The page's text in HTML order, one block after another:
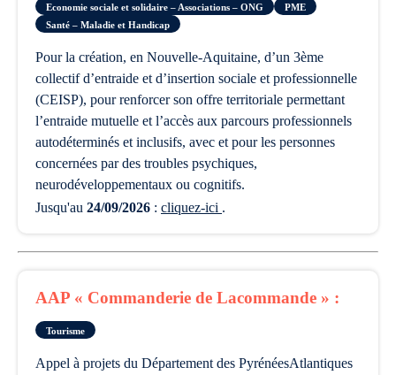
Economie sociale et solidaire – Associations – ONG
PME
Santé – Maladie et Handicap
pour la création, en Nouvelle-Aquitaine, d’un 3ème
collectif d’entraide et d’insertion sociale et professionnelle
(CEISP), pour renforcer son offre territoriale permettant
l’entraide mutuelle et l’accès aux parcours professionnels
autodéterminés et inclusifs, avec et pour les personnes
concernées par des troubles psychiques,
neurodéveloppementaux ou cognitifs.
Jusqu'au 24/09/2026 : cliquez-ici .
AAP « Commanderie de Lacommande » :
Tourisme
appel à projets du Département des PyrénéesAtlantiques